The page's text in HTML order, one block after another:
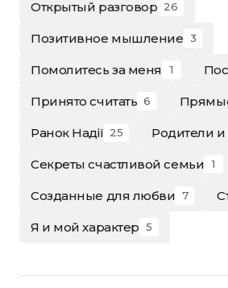
Открытый разговор 26
Позитивное мышление 3
Помолитесь за меня 1
Принято считать 6
Ранок Надії 25 Родители и
Секреты счастливой семьи 1
Созданные для любви 7
Я и мой характер 5